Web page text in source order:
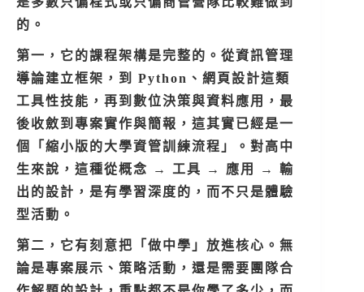
的。
第一，它的課程架構是完整的。從資訊管理
導論建立框架，到 Python、網頁設計這類
工具性技能，再到數位決策與資料應用，最
後收斂到專案實作與簡報，這其實已經是一
個「縮小版的大學資管訓練流程」。對高中
生來說，這種從概念 → 工具 → 應用 → 輸
出的設計，是有學習深度的，而不只是體驗
型活動。
第二，它有刻意把「做中學」放進核心。無
論是專案展示、策略活動，還是需要團隊合